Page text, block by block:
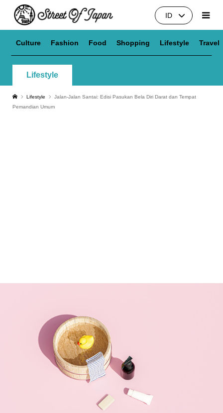
ID
Culture Fashion Food Shopping Lifestyle Travel
Lifestyle
Lifestyle
Jalan-Jalan Santai: Edisi Pasukan Bela Diri Darat dan Tempat
Pemandian Umum